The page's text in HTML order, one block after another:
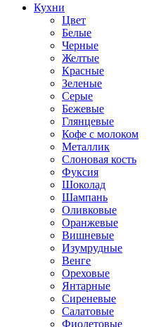
Кухни
Цвет
Белые
Черные
Желтые
Красные
Зеленые
Серые
Бежевые
Глянцевые
Кофе с молоком
Металлик
Слоновая кость
Фуксия
Шоколад
Шампань
Оливковые
Оранжевые
Вишневые
Изумрудные
Венге
Ореховые
Янтарные
Сиреневые
Салатовые
Фиолетовые